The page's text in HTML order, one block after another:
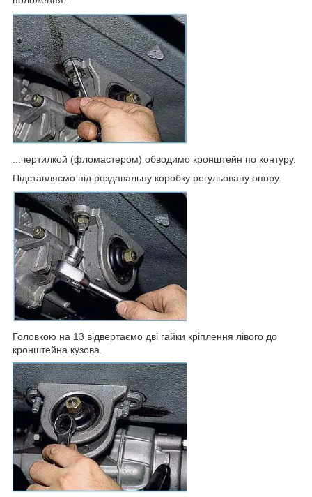
...чертилкой (фломастером) обводимо кронштейн по контуру.
Підставляємо під роздавальну коробку регульовану опору.
Головкою на 13 відвертаємо дві гайки кріплення лівого до
кронштейна кузова.